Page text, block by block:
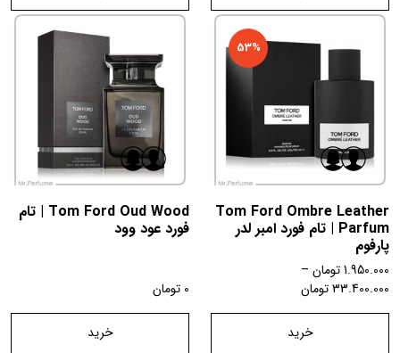
53%
Tom Ford Ombre Leather
Parfum | تام فورد امبر لدر
پارفوم
1.950.000تومان –
33.400.000تومان
خرید
Tom Ford Oud Wood | تام
فورد عود وود
0 تومان
خرید